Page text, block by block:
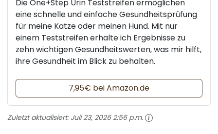
Die One+Step Urin Teststreifen ermöglichen
eine schnelle und einfache Gesundheitsprüfung
für meine Katze oder meinen Hund. Mit nur
einem Teststreifen erhalte ich Ergebnisse zu
zehn wichtigen Gesundheitswerten, was mir hilft,
ihre Gesundheit im Blick zu behalten.
7,95€ bei Amazon.de
Zuletzt aktualisiert: Juli 23, 2026 2:56 p.m.